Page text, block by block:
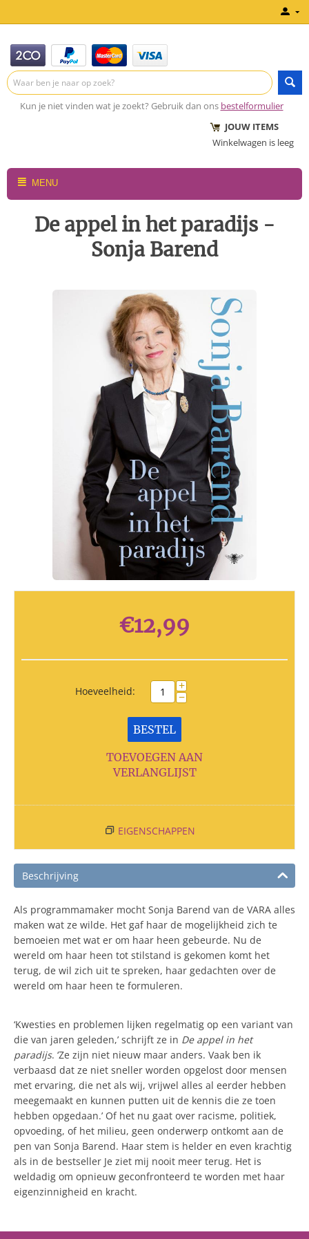
Kun je niet vinden wat je zoekt? Gebruik dan ons bestelformulier
JOUW ITEMS
Winkelwagen is leeg
MENU
De appel in het paradijs -
Sonja Barend
€12,99
Hoeveelheid: +
−
BESTEL
TOEVOEGEN AAN
VERLANGLIJST
EIGENSCHAPPEN
Beschrijving
Als programmamaker mocht Sonja Barend van de VARA alles
maken wat ze wilde. Het gaf haar de mogelijkheid zich te
bemoeien met wat er om haar heen gebeurde. Nu de
wereld om haar heen tot stilstand is gekomen komt het
terug, de wil zich uit te spreken, haar gedachten over de
wereld om haar heen te formuleren.
‘Kwesties en problemen lijken regelmatig op een variant van
die van jaren geleden,’ schrijft ze in De appel in het
paradijs. ‘Ze zijn niet nieuw maar anders. Vaak ben ik
verbaasd dat ze niet sneller worden opgelost door mensen
met ervaring, die net als wij, vrijwel alles al eerder hebben
meegemaakt en kunnen putten uit de kennis die ze toen
hebben opgedaan.’ Of het nu gaat over racisme, politiek,
opvoeding, of het milieu, geen onderwerp ontkomt aan de
pen van Sonja Barend. Haar stem is helder en even krachtig
als in de bestseller Je ziet mij nooit meer terug. Het is
weldadig om opnieuw geconfronteerd te worden met haar
eigenzinnigheid en kracht.